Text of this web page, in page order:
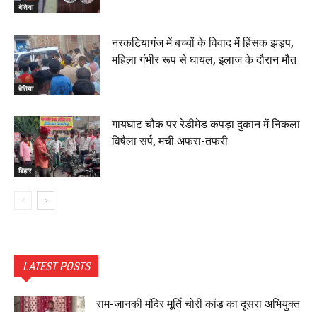
बेतिया
बेतिया
नरकटियागंज में बच्चों के विवाद में हिंसक झड़प,
महिला गंभीर रूप से घायल, इलाज के दौरान मौत
बिहार
गायघाट चौक पर रेडीमेड कपड़ा दुकान में निकला
विषैला सर्प, मची अफरा-तफरी
LATEST POSTS
राम-जानकी मंदिर मूर्ति चोरी कांड का दूसरा अभियुक्त